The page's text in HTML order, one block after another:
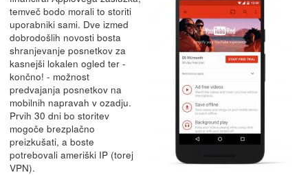
temveč bodo morali to storiti
uporabniki sami. Dve izmed
dobrodošlih novosti bosta
shranjevanje posnetkov za
kasnejši lokalen ogled ter -
končno! - možnost
predvajanja posnetkov na
mobilnih napravah v ozadju.
Prvih 30 dni bo storitev
mogoče brezplačno
preizkušati, a boste
potrebovali ameriški IP (torej
VPN).